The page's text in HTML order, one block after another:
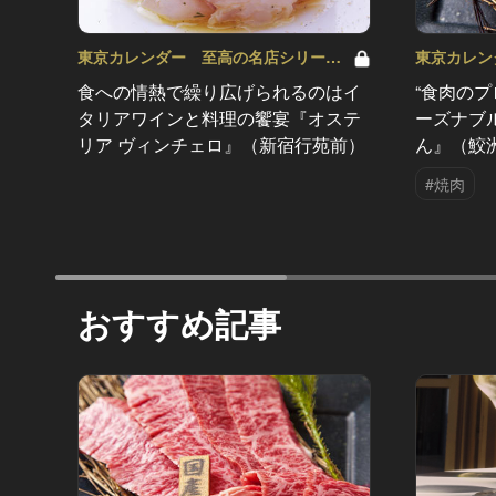
東京カレンダー 至高の名店シリーズ
食への情熱で繰り広げられるのはイ
タリアワインと料理の饗宴『オステ
リア ヴィンチェロ』（新宿行苑前）
東京カレ
“食肉の
ーズナブ
ん』（鮫
#焼肉
おすすめ記事